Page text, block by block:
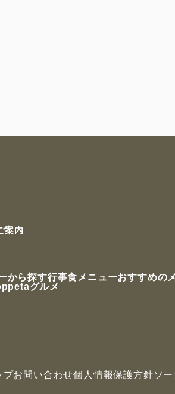
案内
から探す行事食メニューおすすめの
グルメ
プお問い合わせ個人情報保護方針ソ